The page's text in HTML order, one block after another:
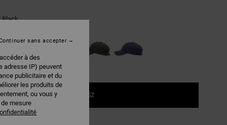
Black
1SZ
à des
adresse IP) peuvent
publicitaire et du
les produits de
ou vous y
mesure
sans accepter